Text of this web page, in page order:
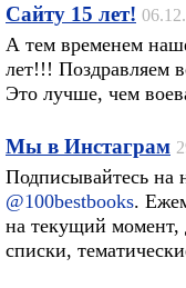
Сайту 15 лет!
А тем временем
лет!!! Поздравляем
Это лучше, чем
Мы в Инстаграм
Подписывайтесь на
@100bestbooks.
на текущий момент,
списки,